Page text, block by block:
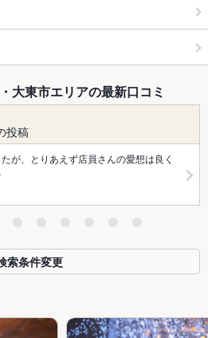
大東市エリアの最新口コミ
投稿
が、とりあえず店員さんの愛想は良く
索条件変更